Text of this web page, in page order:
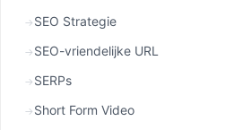
SEO Strategie
SEO-vriendelijke URL
SERPs
Short Form Video